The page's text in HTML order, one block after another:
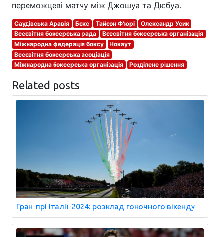
переможцеві матчу між Джошуа та Дюбуа.
Саудівська Аравія Бокс Тайсон Ф'юрі
Олександр Усик
Всесвітня боксерська рада
Всесвітня боксерська організація
Міжнародна федерація боксу
Нокаут
Всесвітня боксерська асоціація
Міжнародна боксерська організація
Розділене рішення
Related posts
Гран-прі Італії-2024: розклад гоночного вікенду